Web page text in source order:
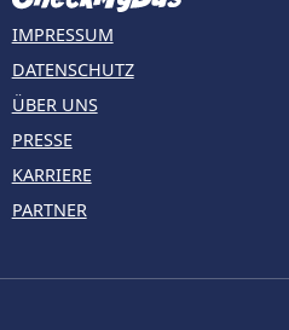
IMPRESSUM
DATENSCHUTZ
ÜBER UNS
PRESSE
KARRIERE
PARTNER